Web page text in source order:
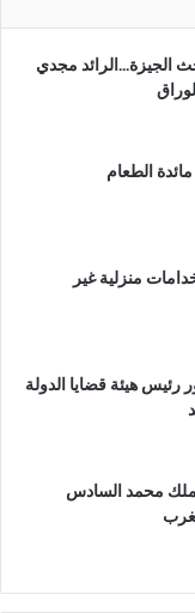
الجيزة…الرائد مجدي
الطعام
منزلية غير
رئيس هيئة قضايا الدولة
محمد السادس